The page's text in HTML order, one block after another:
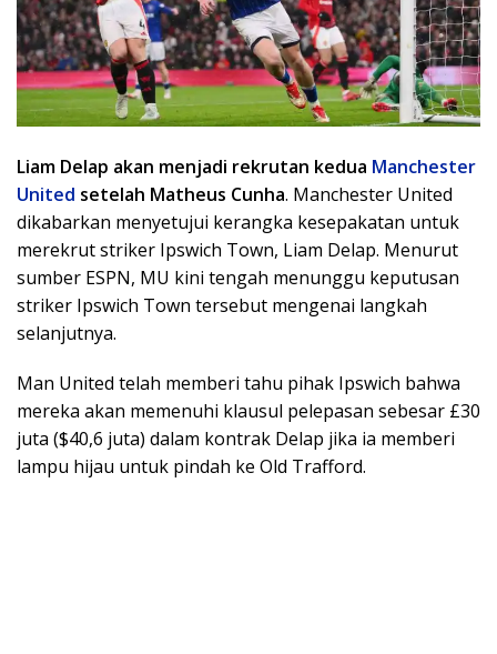
Liam Delap akan menjadi rekrutan kedua Manchester
United setelah Matheus Cunha. Manchester United
dikabarkan menyetujui kerangka kesepakatan untuk
merekrut striker Ipswich Town, Liam Delap. Menurut
sumber ESPN, MU kini tengah menunggu keputusan
striker Ipswich Town tersebut mengenai langkah
selanjutnya.
Man United telah memberi tahu pihak Ipswich bahwa
mereka akan memenuhi klausul pelepasan sebesar £30
juta ($40,6 juta) dalam kontrak Delap jika ia memberi
lampu hijau untuk pindah ke Old Trafford.